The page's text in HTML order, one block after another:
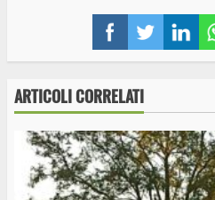
FacebookTwitter
ARTICOLI CORRELATI